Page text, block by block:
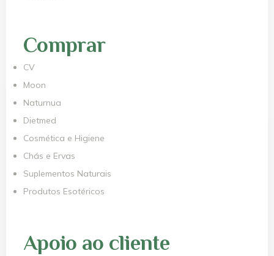
Comprar
CV
Moon
Naturnua
Dietmed
Cosmética e Higiene
Chás e Ervas
Suplementos Naturais
Produtos Esotéricos
Apoio ao cliente